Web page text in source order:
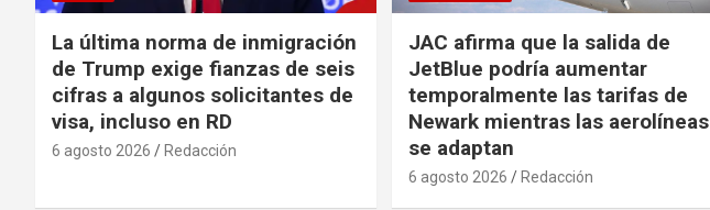
La última norma de inmigración
de Trump exige fianzas de seis
cifras a algunos solicitantes de
visa, incluso en RD
6 agosto 2026 Redacción
JAC afirma que la salida de
JetBlue podría aumentar
temporalmente las tarifas de
Newark mientras las aerolíneas
se adaptan
6 agosto 2026 Redacción